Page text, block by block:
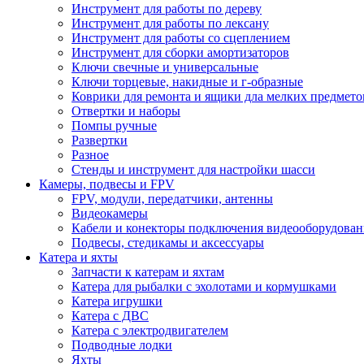
Инструмент для работы по дереву
Инструмент для работы по лексану
Инструмент для работы со сцеплением
Инструмент для сборки амортизаторов
Ключи свечные и универсальные
Ключи торцевые, накидные и г-образные
Коврики для ремонта и ящики дла мелких
Отвертки и наборы
Помпы ручные
Развертки
Разное
Стенды и инструмент для настройки шасси
Камеры, подвесы и FPV
FPV, модули, передатчики, антенны
Видеокамеры
Кабели и конекторы подключения
Подвесы, стедикамы и аксессуары
Катера и яхты
Запчасти к катерам и яхтам
Катера для рыбалки с эхолотами и кормушками
Катера игрушки
Катера с ДВС
Катера с электродвигателем
Подводные лодки
Яхты